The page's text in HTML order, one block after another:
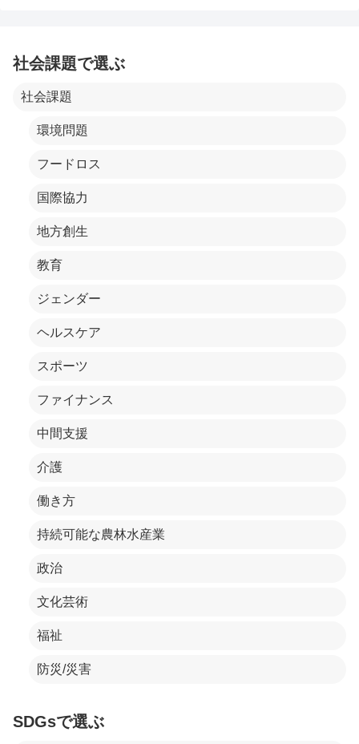
社会課題で選ぶ
社会課題
環境問題
フードロス
国際協力
地方創生
教育
ジェンダー
ヘルスケア
スポーツ
ファイナンス
中間支援
介護
働き方
持続可能な農林水産業
政治
文化芸術
福祉
防災/災害
SDGsで選ぶ